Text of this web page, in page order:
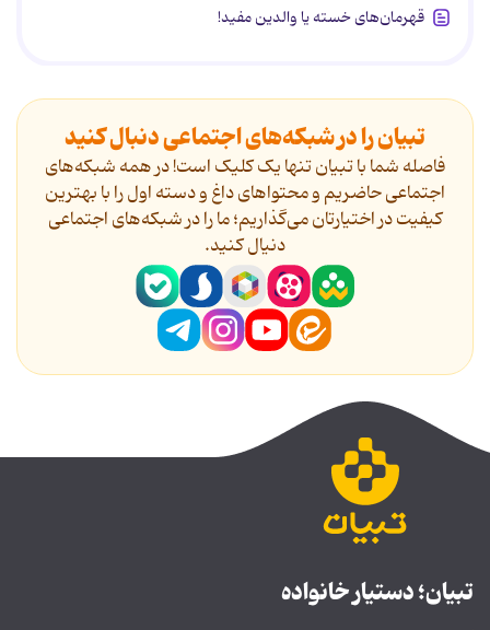
قهرمان‌های خسته یا والدین مفید!
تبیان را در شبکه‌های اجتماعی دنبال کنید
فاصله شما با تبیان تنها یک کلیک است! در همه شبکه‌های
اجتماعی حاضریم و محتواهای داغ و دسته اول را با بهترین
کیفیت در اختیارتان می‌گذاریم؛ ما را در شبکه‌های اجتماعی
دنیال کنید.
تبیان؛ دستیار خانواده